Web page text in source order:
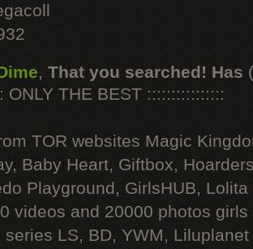
, That you searched! Has
ONLY THE BEST ::::::::::::::::
TOR websites Magic
Baby Heart, Giftbox,
Playground, GirlsHUB, Lolita
videos and 20000 photos
series LS, BD, YWM, Liluplanet